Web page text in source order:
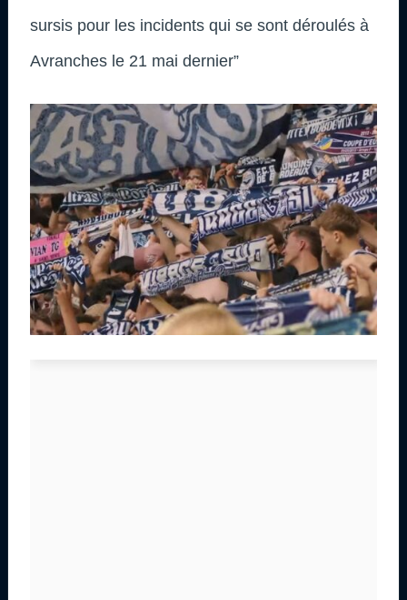
sursis pour les incidents qui se sont déroulés à
Avranches le 21 mai dernier”